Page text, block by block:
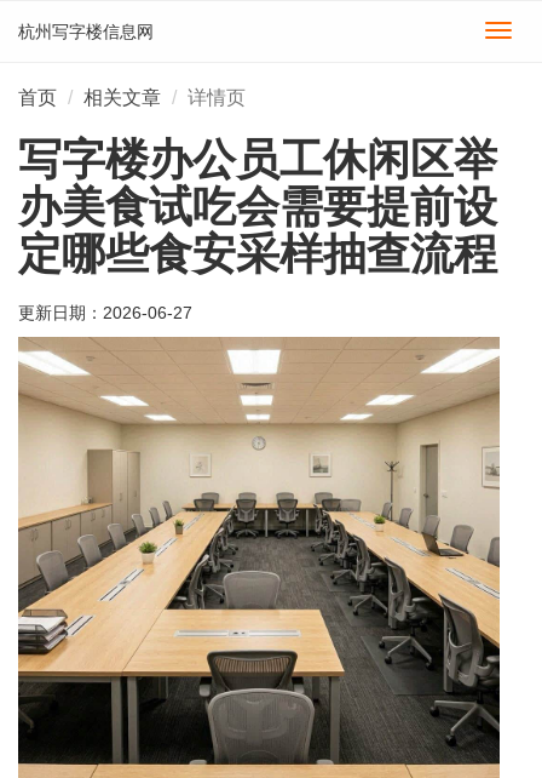
切
杭州写字楼信息网
首页 相关文章 详情页
写字楼办公员工休闲区举
办美食试吃会需要提前设
定哪些食安采样抽查流程
更新日期： 2026-06-27